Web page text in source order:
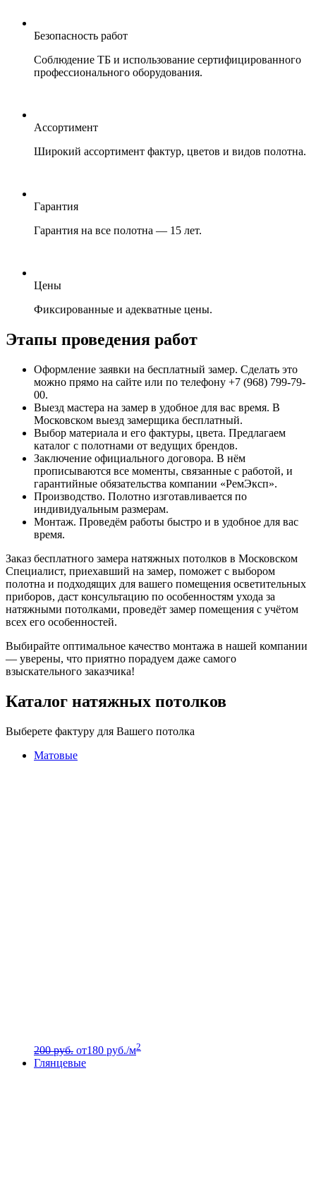
Безопасность работ
Соблюдение ТБ и использование сертифицированного
профессионального оборудования.
Ассортимент
Широкий ассортимент фактур, цветов и видов полотна.
Гарантия
Гарантия на все полотна — 15 лет.
Цены
Фиксированные и адекватные цены.
Этапы проведения работ
Оформление заявки на бесплатный замер. Сделать это
можно прямо на сайте или по телефону +7 (968) 799-79-
00.
Выезд мастера на замер в удобное для вас время. В
Московском выезд замерщика бесплатный.
Выбор материала и его фактуры, цвета. Предлагаем
каталог с полотнами от ведущих брендов.
Заключение официального договора. В нём
прописываются все моменты, связанные с работой, и
гарантийные обязательства компании «РемЭксп».
Производство. Полотно изготавливается по
индивидуальным размерам.
Монтаж. Проведём работы быстро и в удобное для вас
время.
Заказ бесплатного замера натяжных потолков в Московском
Специалист, приехавший на замер, поможет с выбором
полотна и подходящих для вашего помещения осветительных
приборов, даст консультацию по особенностям ухода за
натяжными потолками, проведёт замер помещения с учётом
всех его особенностей.
Выбирайте оптимальное качество монтажа в нашей компании
— уверены, что приятно порадуем даже самого
взыскательного заказчика!
Каталог натяжных потолков
Выберете фактуру для Вашего потолка
Матовые
200 руб. от180 руб./м2
Глянцевые